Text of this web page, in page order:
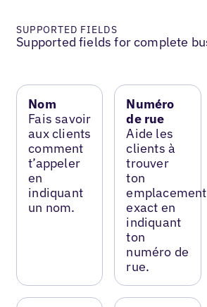
SUPPORTED FIELDS
Supported fields for complete
Nom
Fais savoir
aux clients
comment
t’appeler
en
indiquant
un nom.
Numéro
de rue
Aide les
clients à
trouver
ton
emplacement
exact en
indiquant
ton
numéro de
rue.